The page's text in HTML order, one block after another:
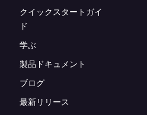
クイックスタートガイ
ド
学ぶ
製品ドキュメント
ブログ
最新リリース